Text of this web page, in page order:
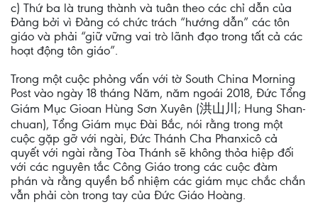
c) Thứ ba là trung thành và tuân theo các chỉ dẫn của
Đảng bởi vì Đảng có chức trách “hướng dẫn” các tôn
giáo và phải “giữ vững vai trò lãnh đạo trong tất cả các
hoạt động tôn giáo”.
Trong một cuộc phỏng vấn với tờ South China Morning
Post vào ngày 18 tháng Năm, năm ngoái 2018, Đức Tổng
Giám Mục Gioan Hùng Sơn Xuyên (洪山川; Hung Shan-
chuan), Tổng Giám mục Đài Bắc, nói rằng trong một
cuộc gặp gỡ với ngài, Đức Thánh Cha Phanxicô cả
quyết với ngài rằng Tòa Thánh sẽ không thỏa hiệp đối
với các nguyên tắc Công Giáo trong các cuộc đàm
phán và rằng quyền bổ nhiệm các giám mục chắc chắn
vẫn phải còn trong tay của Đức Giáo Hoàng.